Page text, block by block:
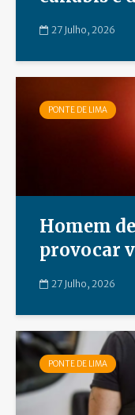
27 Julho, 2026
PONTE DE LIMA
Homem
provocar
27 Julho, 2026
PONTE DE LIMA